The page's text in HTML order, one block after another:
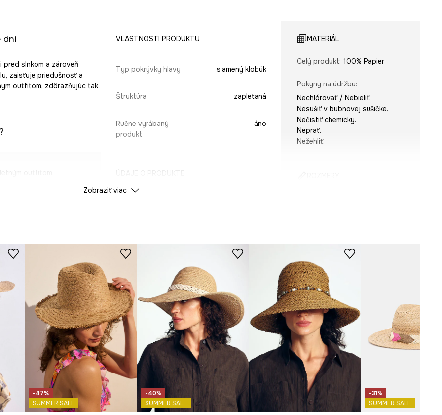
dni
pred slnkom a zároveň
zaisťuje priedušnosť a
outfitom, zdôrazňujúc tak
individuálnym
pri nosení po celý
klobúku šarm.
VLASTNOSTI PRODUKTU
Typ pokrývky hlavy slamený klobúk
Štruktúra zapletaná
Ručne vyrábaný
produkt
áno
MATERIÁL
Celý produkt: 100% Papier
Pokyny na údržbu:
Nechlórovať / Nebieliť.
Nesušiť v bubnovej sušičke.
Nečistiť chemicky.
Neprať.
Nežehliť.
Zobraziť viac
-47%
SUMMER SALE
-40%
SUMMER SALE
-31%
SUMMER SALE